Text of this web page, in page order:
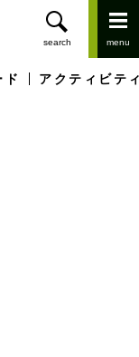
ド アクティビテ